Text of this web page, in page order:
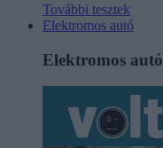
További tesztek
Elektromos autó
Elektromos autó